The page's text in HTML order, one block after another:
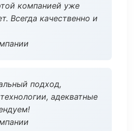
компанией уже
Всегда качественно и
подход,
адекватные